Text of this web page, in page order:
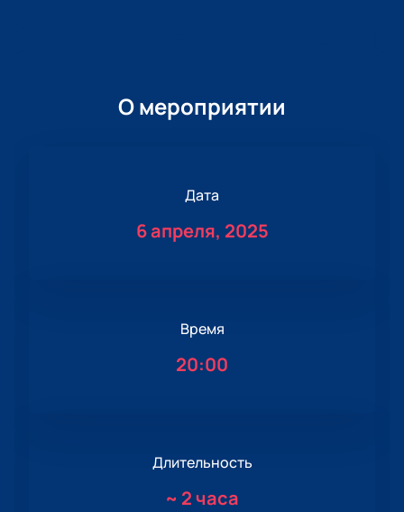
О мероприятии
Дата
6 апреля, 2025
Время
20:00
Длительность
~ 2 часа